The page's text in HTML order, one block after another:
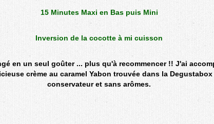
15 Minutes Maxi en Bas puis Mini
Inversion de la cocotte à mi cuisson
en un seul goûter ... plus qu'à recommencer !! J'ai
crème au caramel Yabon trouvée dans la
conservateur et sans arômes.